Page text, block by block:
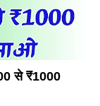
से ₹1000